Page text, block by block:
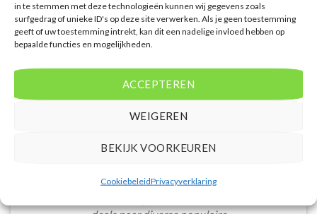
in te stemmen met deze technologieën kunnen wij gegevens zoals
surfgedrag of unieke ID's op deze site verwerken. Als je geen toestemming
geeft of uw toestemming intrekt, kan dit een nadelige invloed hebben op
bepaalde functies en mogelijkheden.
ACCEPTEREN
WEIGEREN
BEKIJK VOORKEUREN
CookiebeleidPrivacyverklaring
WAT ZE OVER ONS ZEGGEN